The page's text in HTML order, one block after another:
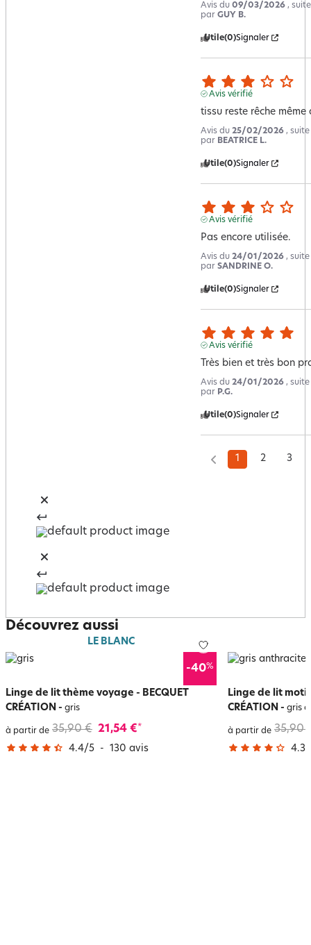
Avis du 09/03/2026 ,
par GUY B.
Utile(0)Signaler
Avis vérifié
tissu reste rêche
Avis du 25/02/2026 ,
par BEATRICE L.
Utile(0)Signaler
Avis vérifié
Pas encore utilisée.
Avis du 24/01/2026 ,
par SANDRINE O.
Utile(0)Signaler
Avis vérifié
Très bien et très bon
Avis du 24/01/2026 ,
par P.G.
Utile(0)Signaler
1 2 3
Découvrez aussi
LE BLANC
-40%
Linge de lit thème voyage - BECQUET
CRÉATION - gris
à partir de 35,90 € 21,54 €*
4.4/5 - 130 avis
Linge de lit motif
CRÉATION - gris
à partir de 35,90
4.3